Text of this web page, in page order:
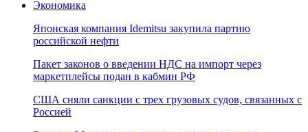
Экономика
Японская компания Idemitsu закупила партию
российской нефти
Пакет законов о введении НДС на импорт через
маркетплейсы подан в кабмин РФ
США сняли санкции с трех грузовых судов, связанных с
Россией